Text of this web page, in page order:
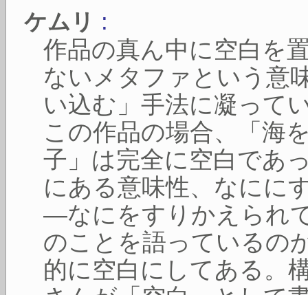
ケムリ :
作品の真ん中に空白を
ないメタファという意
い込む」手法に凝って
この作品の場合、「海
子」は完全に空白であ
にある意味性、なにに
―なにをすりかえられ
のことを語っているの
的に空白にしてある。